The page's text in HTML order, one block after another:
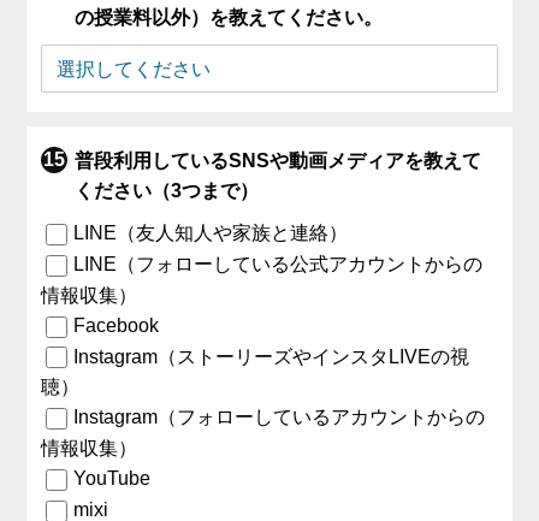
の授業料以外）を教えてください。
普段利用しているSNSや動画メディアを教えて
ください（3つまで）
LINE（友人知人や家族と連絡）
LINE（フォローしている公式アカウントからの
情報収集）
Facebook
Instagram（ストーリーズやインスタLIVEの視
聴）
Instagram（フォローしているアカウントからの
情報収集）
YouTube
mixi